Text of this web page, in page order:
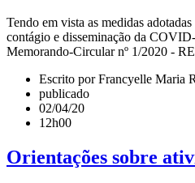
Tendo em vista as medidas
contágio e disseminação da
Memorando-Circular nº 1/2020 -
Escrito por Francyelle Maria
publicado
02/04/20
12h00
Orientações sobre